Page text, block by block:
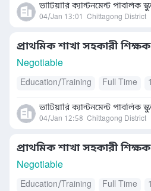
ভাটিয়ারি ক্যান্টনমেন্ট পাবলিক
04/Jan 13:01 Chittagong District
প্রাথমিক শাখা সহকারী
Negotiable
Education/Training Full Time
ভাটিয়ারি ক্যান্টনমেন্ট পাবলিক
04/Jan 12:58 Chittagong District
প্রাথমিক শাখা সহকারী
Negotiable
Education/Training Full Time